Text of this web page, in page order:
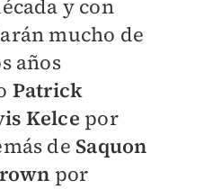
y con
mucho de
años
Patrick
Kelce por
de Saquon
por